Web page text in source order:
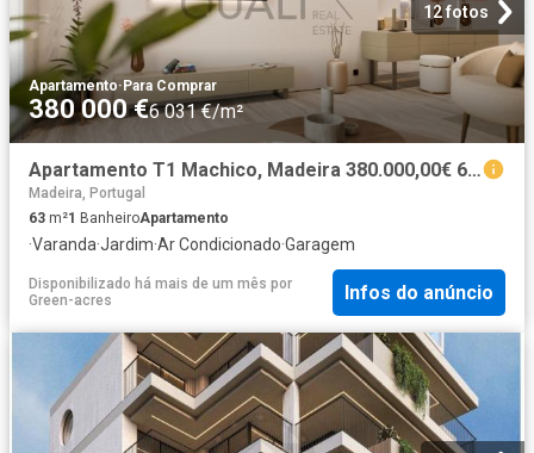
12 fotos
Apartamento·Para Comprar
380 000 €6 031 €/m²
Apartamento T1 Machico, Madeira 380.000,00€ 63m² Machico
Madeira, Portugal
63 m²1 BanheiroApartamento
·Varanda·Jardim·Ar Condicionado·Garagem
Disponibilizado há mais de um mês por
Green-acres
Infos do anúncio